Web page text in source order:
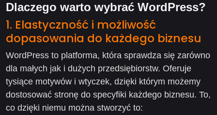
Dlaczego warto wybrać WordPress?
1. Elastyczność i możliwość
dopasowania do każdego biznesu
WordPress to platforma, która sprawdza się zarówno
dla małych jak i dużych przedsiębiorstw. Oferuje
tysiące motywów i wtyczek, dzięki którym możemy
dostosować stronę do specyfiki każdego biznesu. To,
co dzięki niemu można stworzyć to: